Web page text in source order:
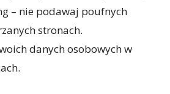
– nie podawaj poufnych
stronach.
danych osobowych w